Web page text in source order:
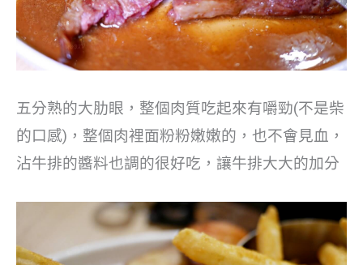
五分熟的大肋眼，整個肉質吃起來有嚼勁(不是柴
的口感)，整個肉裡面粉粉嫩嫩的，也不會見血，
沾牛排的醬料也調的很好吃，讓牛排大大的加分